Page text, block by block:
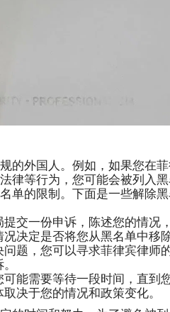
的外国人。例如，如果您在
律等行为，您可能会被列入
单的限制。下面是一些解除黑
交一份申诉，陈述您的情况
决定是否将您从黑名单中移除
题，您可以寻求菲律宾律师
能需要等待一段时间，直到
决于您的情况和政策变化。